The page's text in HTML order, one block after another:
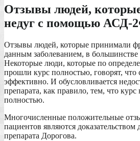
Отзывы людей,
недуг с помощью АСД-
Отзывы людей, которые принимали
данным заболеванием, в
Некоторые люди, которые по
прошли курс полностью, говорят, что
эффективно. И обусловливается
препарата, как правило, тем, что
полностью.
Многочисленные положительные
пациентов являются доказательством
препарата Дорогова.